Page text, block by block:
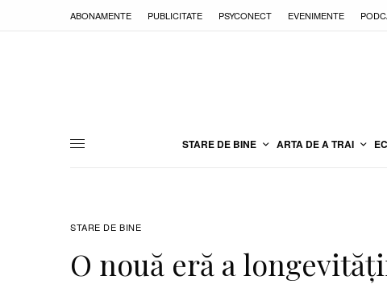
ABONAMENTE PUBLICITATE PSYCONECT EVENIMENTE
STARE DE BINE ARTA DE A TRAI
STARE DE BINE
O nouă eră a